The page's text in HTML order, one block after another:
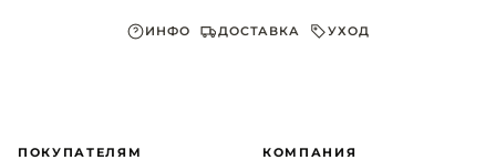
ИНФО ДОСТАВКА УХОД
Материал верха искусственная кожа
ПОКУПАТЕЛЯМ КОМПАНИЯ